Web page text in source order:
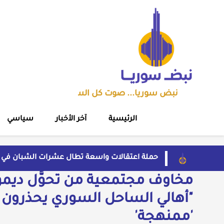
نبض سوريا... صوت كل السوريين
الرئيسية آخر الأخبار سياسي
حملة اعتقالات واسعة تطال عشرات الشبان
مهرجان الشعر العربي بدمشق يتحول إلى منصة
قاسم يفتح باب اللقاء العلني مع القيادة
بسبب موجة الحر والجفاف... فرنسا توقف تشغيل 3 مفاعلات
ضبط شحنة أدوية مخدرة في عجلة سورية بمنفذ
مخاوف مجتمعية من تحوُّل
"أهالي الساحل السوري
'ممنهجة'